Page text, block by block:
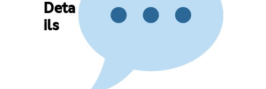
Deta
ils